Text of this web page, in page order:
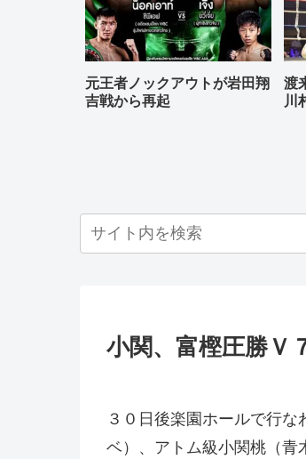
元王者ノックアウトが岩田翔
吉戦から再起
渡
川
小関、富樫圧勝Ｖ
３０日後楽園ホールで行
ベ）、アトム級小関桃（青